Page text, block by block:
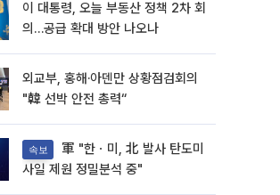
이 대통령, 오늘 부동산 정책 2차 회
의…공급 확대 방안 나오나
외교부, 홍해·아덴만 상황점검회의
"韓 선박 안전 총력“
속보
사일 제원 정밀분석 중"